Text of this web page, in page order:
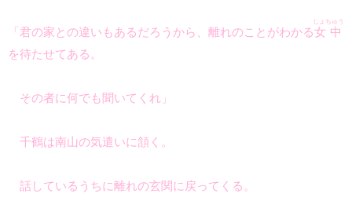
「君の家との違いもあるだろうから、離れのことがわかる女中
じょちゅう
を待たせてある。
その者に何でも聞いてくれ」
千鶴は南山の気遣いに頷く。
話しているうちに離れの玄関に戻ってくる。